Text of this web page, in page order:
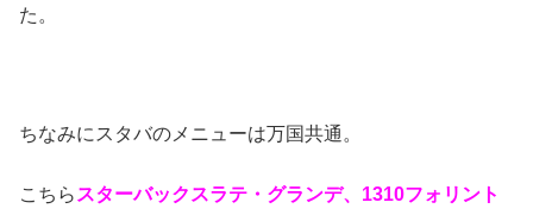
た。
ちなみにスタバのメニューは万国共通。
こちら スターバックスラテ・グランデ、1310フォリント